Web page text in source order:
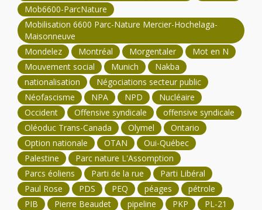
Mob6600-ParcNature
Mobilisation 6600 Parc-Nature Mercier-Hochelaga-
Maisonneuve
Mondelez
Montréal Morgentaler
Mot en N
Mouvement social
Munich
Nakba
nationalisation
Négociations secteur public
Néofascisme
NPA NPD
Nucléaire
Occident
Offensive syndicale
offensive syndicale
Oléoduc Trans-Canada
Olymel
Ontario
Option nationale
OTAN
Oui-Québec
Palestine
Parc nature L'Assomption
Parcs éoliens
Parti de la rue
Parti Libéral
Paul Rose
PDS PEQ péages
pétrole
PIB
Pierre Beaudet pipeline PKP
PL-21